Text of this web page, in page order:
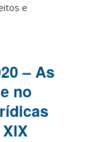
e
– As
no